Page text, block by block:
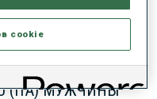
(ITA) МУЖЧИНЫ
cookie